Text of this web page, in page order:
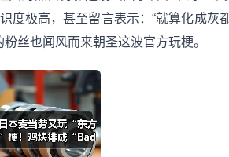
度极高，甚至留言表示：“就算化成灰
丝也闻风而来朝圣这波官方玩梗。